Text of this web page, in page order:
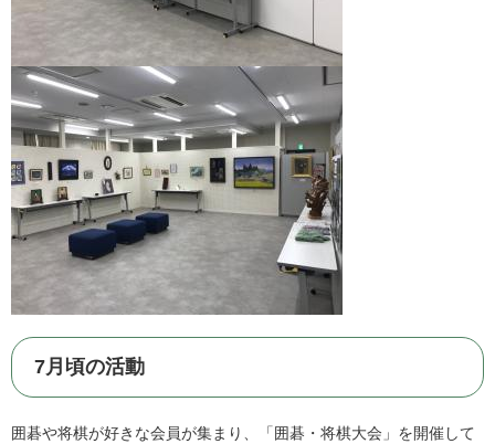
7月頃の活動
囲碁や将棋が好きな会員が集まり、「囲碁・将棋大会」を開催して